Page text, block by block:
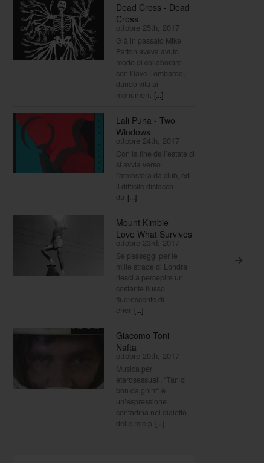
>
Dead Cross - Dead
Cross
ottobre 25th, 2017
Già in passato Mike
Patton aveva avuto
modo di collaborare
con Dave Lombardo,
dando vita ai
monument [...]
Lali Puna - Two
Windows
ottobre 24th, 2017
Con la fine dell’estate ci
si avvia verso
l'atmosfera da club, ed
il difficile distacco
da [...]
Mount Kimbie -
Love What Survives
ottobre 23rd, 2017
Se passeggi per le
mille strade di Londra
riesci a percepire un
costante flusso
fluorescente di
ener [...]
Giacomo Toni -
Nafta
ottobre 20th, 2017
Musica per
eterosessuali. “Tan ci
bon da gnint” è
un’espressione
contadina nel dialetto
delle mie p [...]